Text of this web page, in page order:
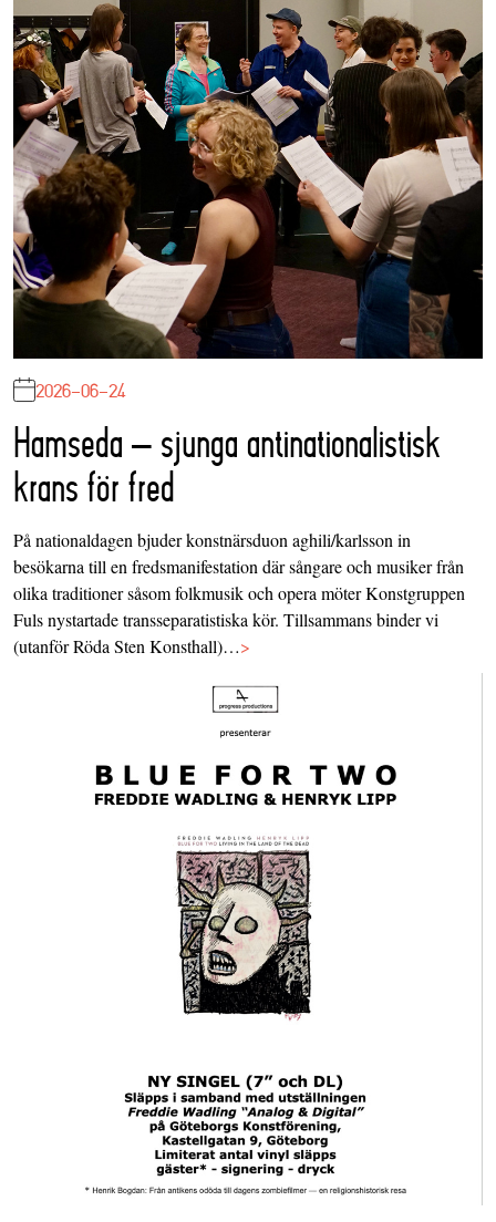
2026-06-24
Hamseda – sjunga antinationalistisk
krans för fred
På nationaldagen bjuder konstnärsduon aghili/karlsson in
besökarna till en fredsmanifestation där sångare och musiker från
olika traditioner såsom folkmusik och opera möter Konstgruppen
Fuls nystartade transseparatistiska kör. Tillsammans binder vi
(utanför Röda Sten Konsthall)…>